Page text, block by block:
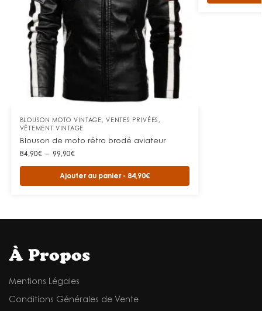
BLOUSON MOTO VINTAGE,VENTES PRIVÉES ,
VÊTEMENT VINTAGE
Blouson de moto rétro brodé aviateur
84,90€ – 99,90€
Ajouter au panier - 84,90€
À Propos
Mentions Légales
Conditions Générales de Vente